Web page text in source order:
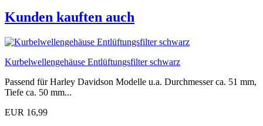
Kunden kauften auch
Kurbelwellengehäuse Entlüftungsfilter schwarz
Passend für Harley Davidson Modelle u.a. Durchmesser ca. 51 mm,
Tiefe ca. 50 mm...
EUR 16,99